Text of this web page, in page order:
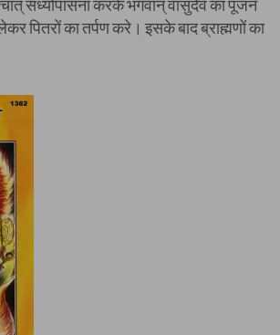
संध्योपासना करके भगवान् वासुदेव का पूजन
पितरों का तर्पण करे। इसके बाद ब्राह्मणों का